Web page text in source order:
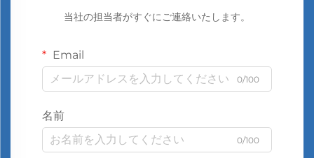
当社の担当者がすぐにご連絡いたします。
Email
0/100
名前
0/100